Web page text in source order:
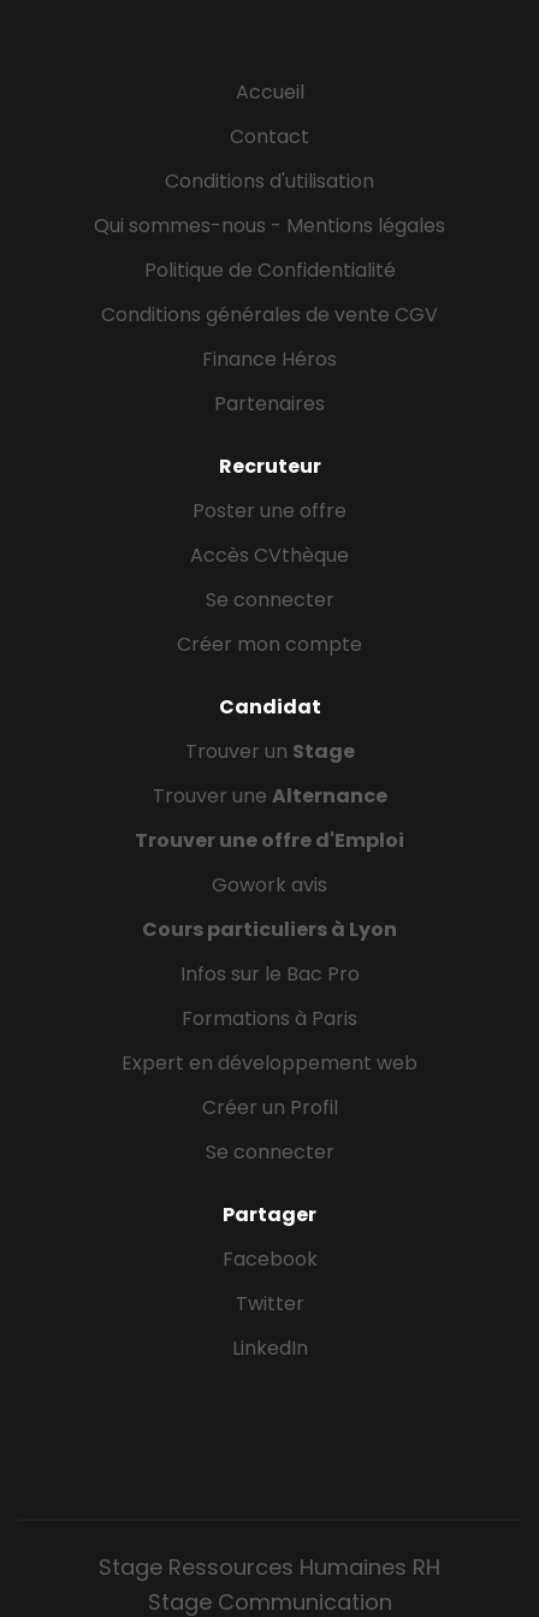
collaborateurs, sur tous niveaux de
métiers. En 2025, le groupe offrira
4800 emplois en CDI, 3900 nouveaux
proposera globalement 4500
stages.
Retrouvez toutes nos offres sur
www.laposterecrute.fr
1. Découvrez le portrait d’Emilie,
2. Découvrez le portrait de Sarah,
Alternante en Community Manager
Accueil
Contact
Conditions d'utilisation
Qui sommes-nous - Mentions légales
Politique de Confidentialité
Conditions générales de vente CGV
Finance Héros
Partenaires
Recruteur
Poster une offre
Accès CVthèque
Se connecter
Créer mon compte
Candidat
Trouver un Stage
Trouver une Alternance
Trouver une offre d'Emploi
Gowork avis
Cours particuliers à Lyon
Infos sur le Bac Pro
Formations à Paris
Expert en développement web
Créer un Profil
Se connecter
Partager
Facebook
Twitter
LinkedIn
Stage Ressources Humaines RH
Stage Communication